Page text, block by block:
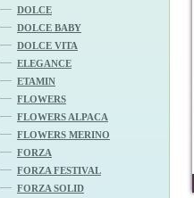
DOLCE
DOLCE BABY
DOLCE VITA
ELEGANCE
ETAMIN
FLOWERS
FLOWERS ALPACA
FLOWERS MERINO
FORZA
FORZA FESTIVAL
FORZA SOLID